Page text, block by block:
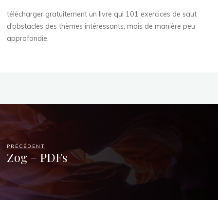
(
E
B
,
P
D
F
télécharger gratuitement un livre qui 101 exercices de saut
d’obstacles des thèmes intéressants, mais de manière peu
approfondie.
PRÉCÉDENT
Zog – PDFs